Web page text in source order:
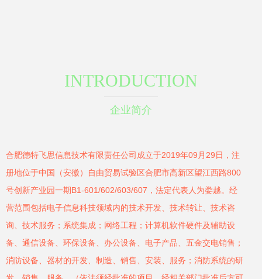
INTRODUCTION
企业简介
合肥德特飞思信息技术有限责任公司成立于2019年09月29日，注
册地位于中国（安徽）自由贸易试验区合肥市高新区望江西路800
号创新产业园一期B1-601/602/603/607，法定代表人为娄越。经
营范围包括电子信息科技领域内的技术开发、技术转让、技术咨
询、技术服务；系统集成；网络工程；计算机软件硬件及辅助设
备、通信设备、环保设备、办公设备、电子产品、五金交电销售；
消防设备、器材的开发、制造、销售、安装、服务；消防系统的研